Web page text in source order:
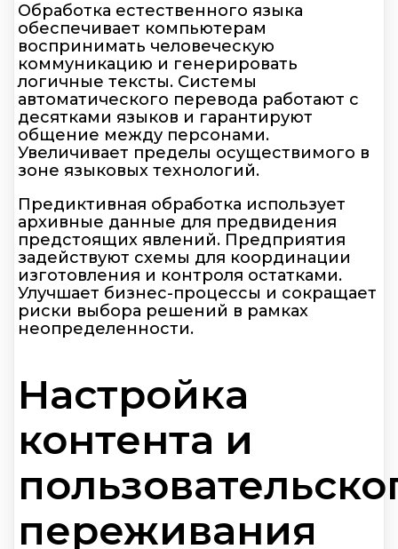
Обработка естественного языка
обеспечивает компьютерам
воспринимать человеческую
коммуникацию и генерировать
логичные тексты. Системы
автоматического перевода работают с
десятками языков и гарантируют
общение между персонами.
Увеличивает пределы осуществимого в
зоне языковых технологий.
Предиктивная обработка использует
архивные данные для предвидения
предстоящих явлений. Предприятия
задействуют схемы для координации
изготовления и контроля остатками.
Улучшает бизнес-процессы и сокращает
риски выбора решений в рамках
неопределенности.
Настройка
контента и
переживания